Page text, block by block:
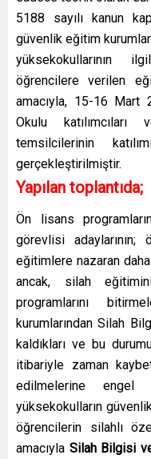
5188 sayılı kanun
güvenlik eğitim
yüksekokullarının
öğrencilere verilen
amacıyla, 15-16 Mart
Okulu
temsilcilerinin
gerçekleştirilmiştir.
Yapılan toplantıda;
Ön lisans
görevlisi
eğitimlere nazaran
ancak, silah
programlarını
kurumlarından Silah
kaldıkları ve bu
itibariyle zaman
edilmelerine
yüksekokulların
öğrencilerin silahlı
amacıyla Silah Bilgisi